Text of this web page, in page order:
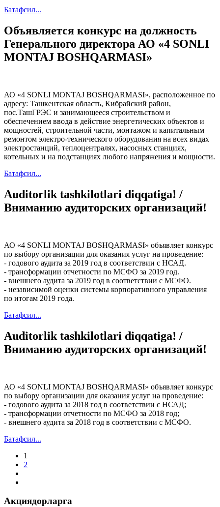
Батафсил...
Объявляется конкурс на должность
Генерального директора АО «4 SONLI
MONTAJ BOSHQARMASI»
АО «4 SONLI MONTAJ BOSHQARMASI», расположенное по
адресу: Ташкентская область, Кибрайский район,
пос.ТашГРЭС и занимающееся строительством и
обеспечением ввода в действие энергетических объектов и
мощностей, строительной части, монтажом и капитальным
ремонтом электро-технического оборудования на всех видах
электростанций, теплоцентралях, насосных станциях,
котельных и на подстанциях любого напряжения и мощности.
Батафсил...
Auditorlik tashkilotlari diqqatiga! /
Вниманию аудиторских организаций!
АО «4 SONLI MONTAJ BOSHQARMASI» объявляет конкурс
по выбору организации для оказания услуг на проведение:
- годового аудита за 2019 год в соответствии с НСАД.
- трансформации отчетности по МСФО за 2019 год.
- внешнего аудита за 2019 год в соответствии с МСФО.
- независимой оценки системы корпоративного управления
по итогам 2019 года.
Батафсил...
Auditorlik tashkilotlari diqqatiga! /
Вниманию аудиторских организаций!
АО «4 SONLI MONTAJ BOSHQARMASI» объявляет конкурс
по выбору организации для оказания услуг на проведение:
- годового аудита за 2018 год в соответствии с НСАД;
- трансформации отчетности по МСФО за 2018 год;
- внешнего аудита за 2018 год в соответствии с МСФО.
Батафсил...
1
2
Акциядорларга